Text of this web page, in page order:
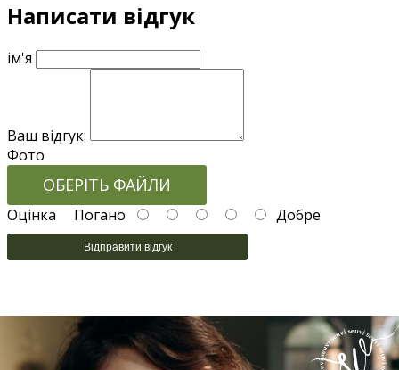
Написати відгук
ім'я
Ваш відгук:
Фото
ОБЕРІТЬ ФАЙЛИ
Оцінка Погано Добре
Відправити відгук